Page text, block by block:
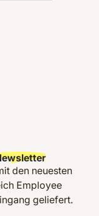
den neuesten
Employee
geliefert.